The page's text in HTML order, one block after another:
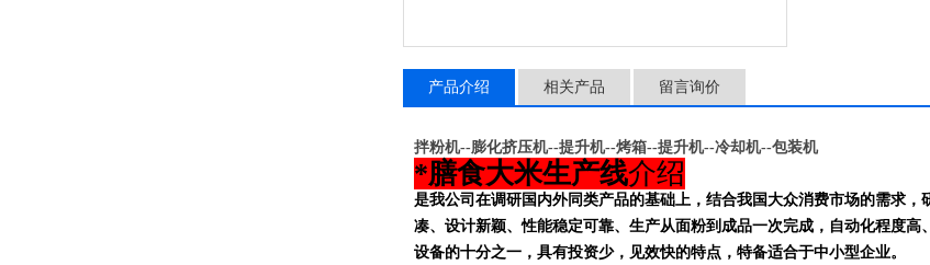
产品介绍 相关产品 留言询价
拌粉机--膨化挤压机--提升机--烤箱--提升机--冷却机--包装机
*膳食大米生产线介绍
是我公司在调研国内外同类产品的基础上，结合我国大众消费市场的需求
凑、设计新颖、性能稳定可靠、生产从面粉到成品一次完成，自动化程度
设备的十分之一，具有投资少，见效快的特点，特备适合于中小型企业。